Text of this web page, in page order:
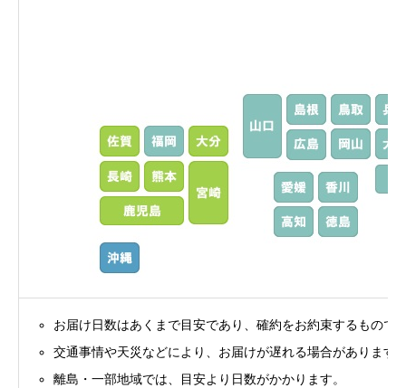
お届け日数はあくまで目安であり、確約をお約束するもので
交通事情や天災などにより、お届けが遅れる場合があります
離島・一部地域では、目安より日数がかかります。